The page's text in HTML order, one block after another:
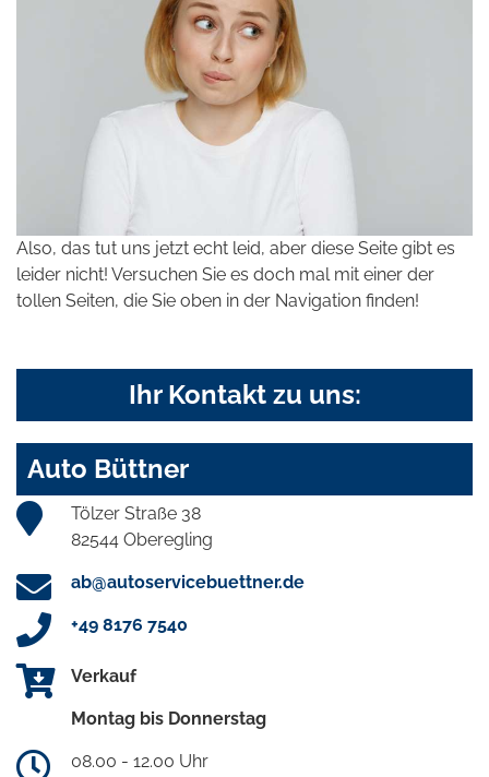
Also, das tut uns jetzt echt leid, aber diese Seite gibt es
leider nicht! Versuchen Sie es doch mal mit einer der
tollen Seiten, die Sie oben in der Navigation finden!
Ihr Kontakt zu uns:
Auto Büttner
Tölzer Straße 38
82544 Oberegling
ab@autoservicebuettner.de
+49 8176 7540
Verkauf
Montag bis Donnerstag
08.00 - 12.00 Uhr